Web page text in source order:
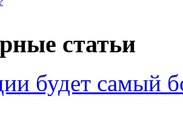
статьи
будет самый